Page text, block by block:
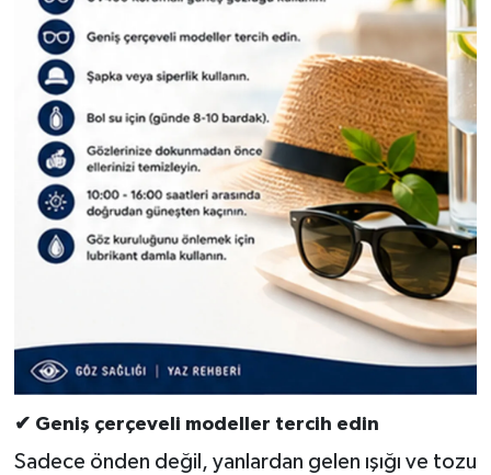
✔ Geniş çerçeveli modeller tercih edin
Sadece önden değil, yanlardan gelen ışığı ve tozu